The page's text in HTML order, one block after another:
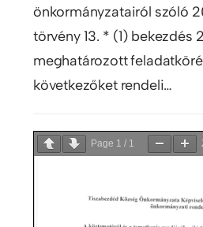
önkormányzatairól szóló
törvény 13. * (1) bekezdés
meghatározott
következőket rendeli…
Page 1 / 1